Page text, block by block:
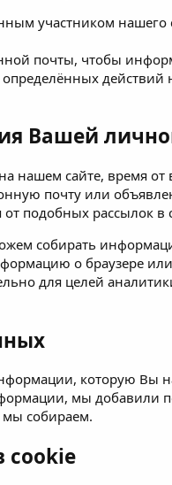
участником
почты, чтобы
действий
Вашей
нашем сайте, время
почту или
подобных рассылок в
собирать
о браузере
для целей
которую Вы
мы добавили
мы собираем.
cookie